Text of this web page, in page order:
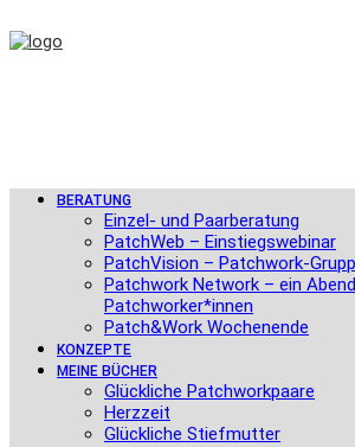
BERATUNG
Einzel- und Paarberatung
PatchWeb – Einstiegswebinar
PatchVision – Patchwork-
Patchwork Network – ein
Patchworker*innen
Patch&Work Wochenende
KONZEPTE
MEINE BÜCHER
Glückliche Patchworkpaare
Herzzeit
Glückliche Stiefmutter